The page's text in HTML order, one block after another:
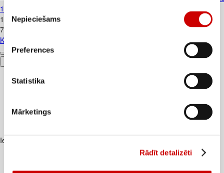
izvēle
Nepieciešams
Preferences
Statistika
Mārketings
Rādīt detalizēti
150g
1
07€
7,13€/kg
Kausētais siers šķēlēs ar čedaru 45% 150g
Iesakām ar